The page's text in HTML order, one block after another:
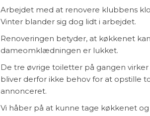
Arbejdet med at renovere klubbens
Vinter blander sig dog lidt i arbejdet.
Renoveringen betyder, at køkkenet
dameomklædningen er lukket.
De tre øvrige toiletter på gangen
bliver derfor ikke behov for at opstille
annonceret.
Vi håber på at kunne tage køkkenet